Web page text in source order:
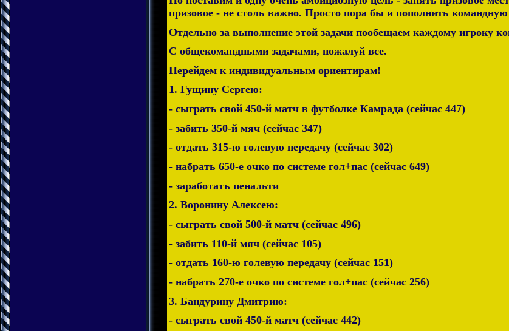
призовое - не столь важно. Просто пора бы и пополнить
Отдельно за выполнение этой задачи пообещаем каждому игроку
С общекомандными задачами, пожалуй все.
Перейдем к индивидуальным ориентирам!
1. Гущину Сергею:
- сыграть свой 450-й матч в футболке Камрада (сейчас 447)
- забить 350-й мяч (сейчас 347)
- отдать 315-ю голевую передачу (сейчас 302)
- набрать 650-е очко по системе гол+пас (сейчас 649)
- заработать пенальти
2. Воронину Алексею:
- сыграть свой 500-й матч (сейчас 496)
- забить 110-й мяч (сейчас 105)
- отдать 160-ю голевую передачу (сейчас 151)
- набрать 270-е очко по системе гол+пас (сейчас 256)
3. Бандурину Дмитрию:
- сыграть свой 450-й матч (сейчас 442)